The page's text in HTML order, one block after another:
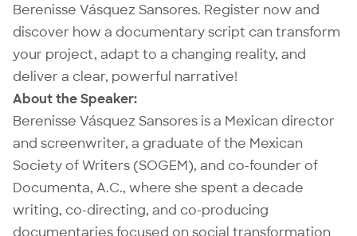
Berenisse Vásquez Sansores. Register now and
discover how a documentary script can transform
your project, adapt to a changing reality, and
deliver a clear, powerful narrative!
About the Speaker:
Berenisse Vásquez Sansores is a Mexican director
and screenwriter, a graduate of the Mexican
Society of Writers (SOGEM), and co-founder of
Documenta, A.C., where she spent a decade
writing, co-directing, and co-producing
documentaries focused on social transformation